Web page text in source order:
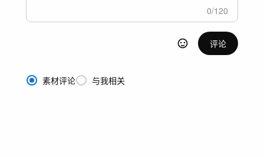
0/120
评论
素材评论 与我相关